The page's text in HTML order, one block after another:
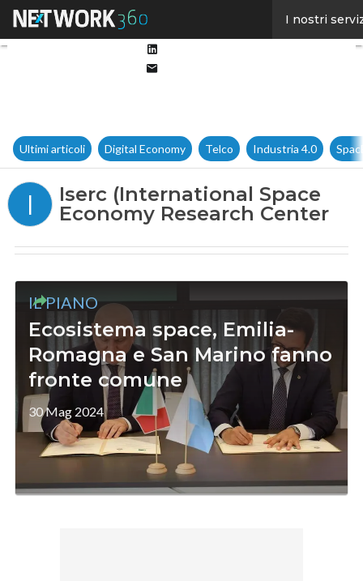
I nostri
Ultimi articoli Digital Economy Telco Industria 4.0
I
Iserc (International Space
Economy Research Center
IL PIANO
Ecosistema space, Emilia-
Romagna e San Marino fanno
fronte comune
30 Mag 2024